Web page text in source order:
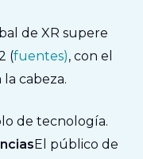
de XR supere
(fuentes), con el
cabeza.
de tecnología.
El público de